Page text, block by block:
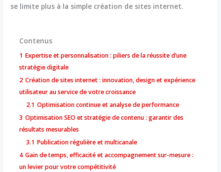
se limite plus à la simple création de sites internet.
Contenus
1 Expertise et personnalisation : piliers de la réussite d’une
stratégie digitale
2 Création de sites internet : innovation, design et expérience
utilisateur au service de votre croissance
2.1 Optimisation continue et analyse de performance
3 Optimisation SEO et stratégie de contenu : garantir des
résultats mesurables
3.1 Publication régulière et multicanale
4 Gain de temps, efficacité et accompagnement sur-mesure :
un levier pour votre compétitivité